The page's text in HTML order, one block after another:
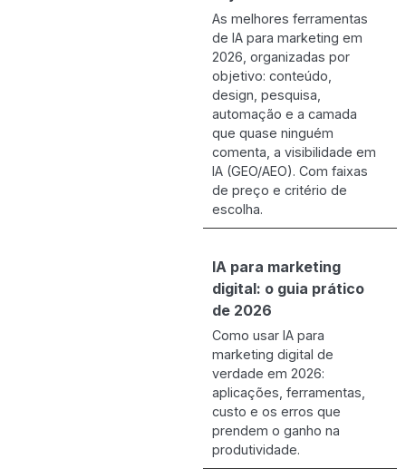
As melhores ferramentas
de IA para marketing em
2026, organizadas por
objetivo: conteúdo,
design, pesquisa,
automação e a camada
que quase ninguém
comenta, a visibilidade em
IA (GEO/AEO). Com faixas
de preço e critério de
escolha.
IA para marketing
digital: o guia prático
de 2026
Como usar IA para
marketing digital de
verdade em 2026:
aplicações, ferramentas,
custo e os erros que
prendem o ganho na
produtividade.